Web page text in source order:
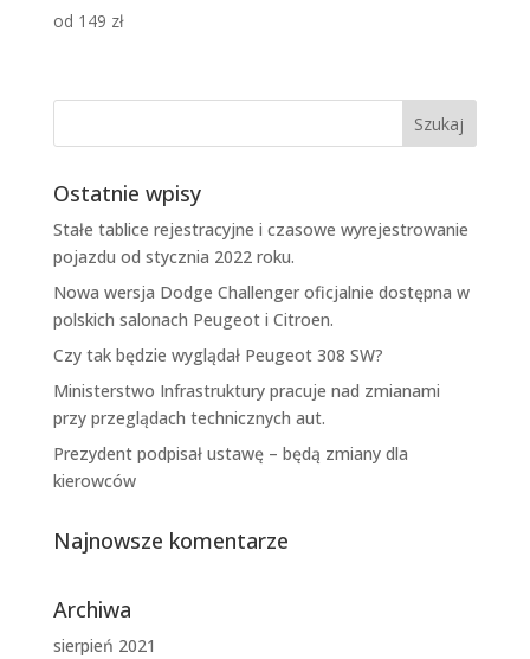
od 149 zł
Ostatnie wpisy
Stałe tablice rejestracyjne i czasowe wyrejestrowanie
pojazdu od stycznia 2022 roku.
Nowa wersja Dodge Challenger oficjalnie dostępna w
polskich salonach Peugeot i Citroen.
Czy tak będzie wyglądał Peugeot 308 SW?
Ministerstwo Infrastruktury pracuje nad zmianami
przy przeglądach technicznych aut.
Prezydent podpisał ustawę – będą zmiany dla
kierowców
Najnowsze komentarze
Archiwa
sierpień 2021